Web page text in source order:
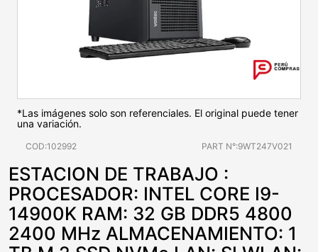
*Las imágenes solo son referenciales. El original puede tener
una variación.
COD:102992 PART N°:9WT247V021
ESTACION DE TRABAJO :
PROCESADOR: INTEL CORE I9-
14900K RAM: 32 GB DDR5 4800
2400 MHz ALMACENAMIENTO: 1